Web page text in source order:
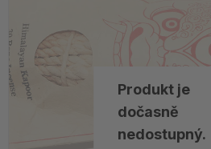
Produkt je
dočasně
nedostupný.